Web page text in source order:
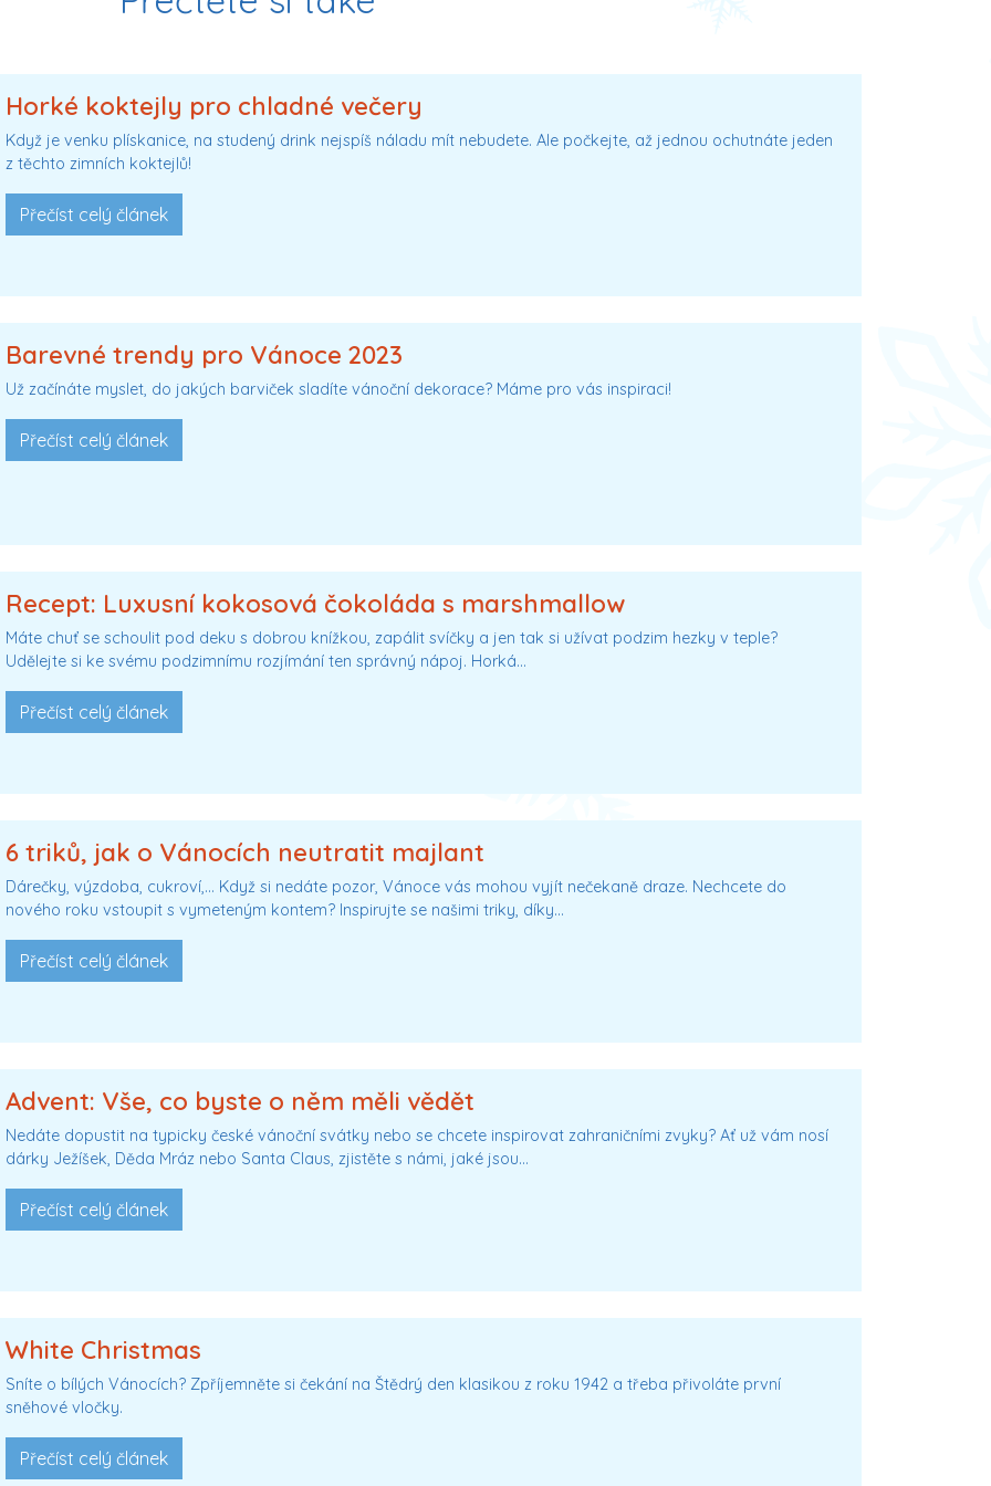
Horké koktejly pro chladné večery
Když je venku plískanice, na studený drink nejspíš náladu mít nebudete. Ale počkejte, až jednou ochutnáte jeden
z těchto zimních koktejlů!
Přečíst celý článek
Barevné trendy pro Vánoce 2023
Už začínáte myslet, do jakých barviček sladíte vánoční dekorace? Máme pro vás inspiraci!
Přečíst celý článek
Recept: Luxusní kokosová čokoláda s marshmallow
Máte chuť se schoulit pod deku s dobrou knížkou, zapálit svíčky a jen tak si užívat podzim hezky v teple?
Udělejte si ke svému podzimnímu rozjímání ten správný nápoj. Horká…
Přečíst celý článek
6 triků, jak o Vánocích neutratit majlant
Dárečky, výzdoba, cukroví,… Když si nedáte pozor, Vánoce vás mohou vyjít nečekaně draze. Nechcete do
nového roku vstoupit s vymeteným kontem? Inspirujte se našimi triky, díky…
Přečíst celý článek
Advent: Vše, co byste o něm měli vědět
Nedáte dopustit na typicky české vánoční svátky nebo se chcete inspirovat zahraničními zvyky? Ať už vám nosí
dárky Ježíšek, Děda Mráz nebo Santa Claus, zjistěte s námi, jaké jsou…
Přečíst celý článek
White Christmas
Sníte o bílých Vánocích? Zpříjemněte si čekání na Štědrý den klasikou z roku 1942 a třeba přivoláte první
sněhové vločky.
Přečíst celý článek